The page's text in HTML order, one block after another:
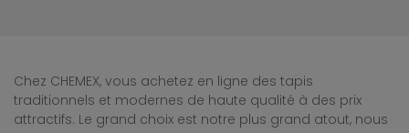
Chez CHEMEX, vous achetez en ligne des tapis
traditionnels et modernes de haute qualité à des prix
attractifs. Le grand choix est notre plus grand atout, nous